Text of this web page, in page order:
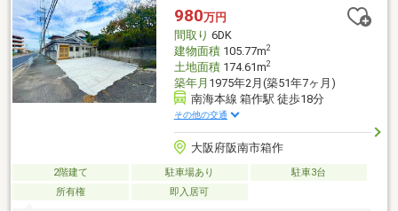
らのお問い合わせは24時間受付中！ネットに掲載していない物件
もご紹介できます！「お電話」「資料請求する」からお気軽にお
問い合わせください！
980万円
間取り 6DK
建物面積105.77m2
土地面積174.61m2
築年月 1975年2月(築51年7ヶ月)
南海本線 箱作駅 徒歩18分
その他の交通
大阪府阪南市箱作
2階建て 駐車場あり
駐車3台
所有権
即入居可